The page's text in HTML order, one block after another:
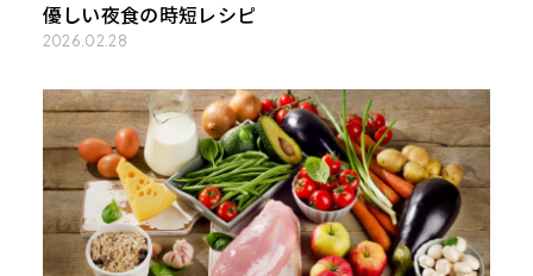
優しい夜食の時短レシピ
2026.02.28